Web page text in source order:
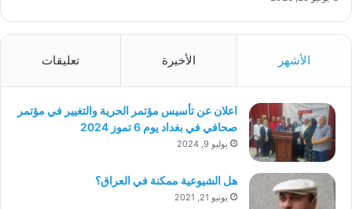
الأشهر الأخيرة تعليقات
اعلان عن تأسيس مؤتمر الحرية والتغيير في مؤتمر
صحافي في بغداد يوم 6 تموز 2024
يوليو 9, 2024
هل الشيوعية ممكنة في العراق؟
يونيو 21, 2021